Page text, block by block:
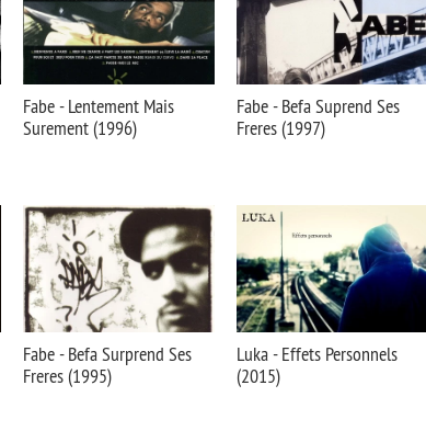
Fabe - Lentement Mais
Surement (1996)
Fabe - Befa Suprend Ses
Freres (1997)
Fabe - Befa Surprend Ses
Freres (1995)
Luka - Effets Personnels
(2015)